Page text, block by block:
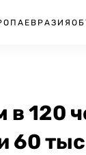
ЕВРАЗИЯ
в 120
60